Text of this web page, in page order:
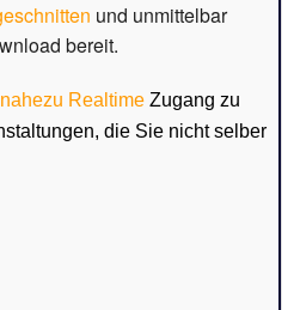
und unmittelbar
bereit.
Realtime Zugang zu
die Sie nicht selber